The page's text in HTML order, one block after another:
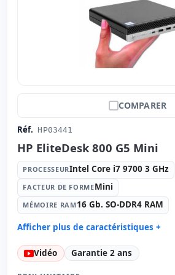
COMPARER
Réf. HP03441
HP EliteDesk 800 G5 Mini
PROCESSEURIntel Core i7 9700 3 GHz
FACTEUR DE FORMEMini
MÉMOIRE RAM16 Gb. SO-DDR4 RAM
Afficher plus de caractéristiques +
Processeur: Intel Core i7 9700 3 GHz.
Facteur de forme: Mini
Vidéo Garantie 2 ans